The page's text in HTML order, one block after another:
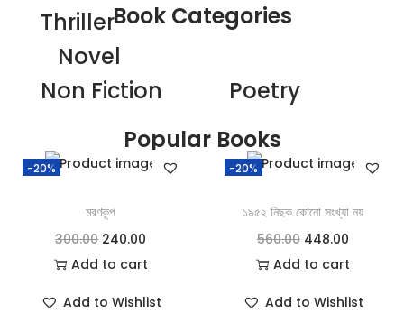
Book Categories
Thriller
Novel
Non Fiction
Poetry
Popular Books
-20%
মরণকূপ
300.00 240.00
Add to cart
Add to Wishlist
-20%
১৯৫২ নিছক কোনো সংখ্যা নয়
560.00 448.00
Add to cart
Add to Wishlist